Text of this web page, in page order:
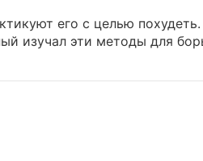
его с целью
изучал эти методы для